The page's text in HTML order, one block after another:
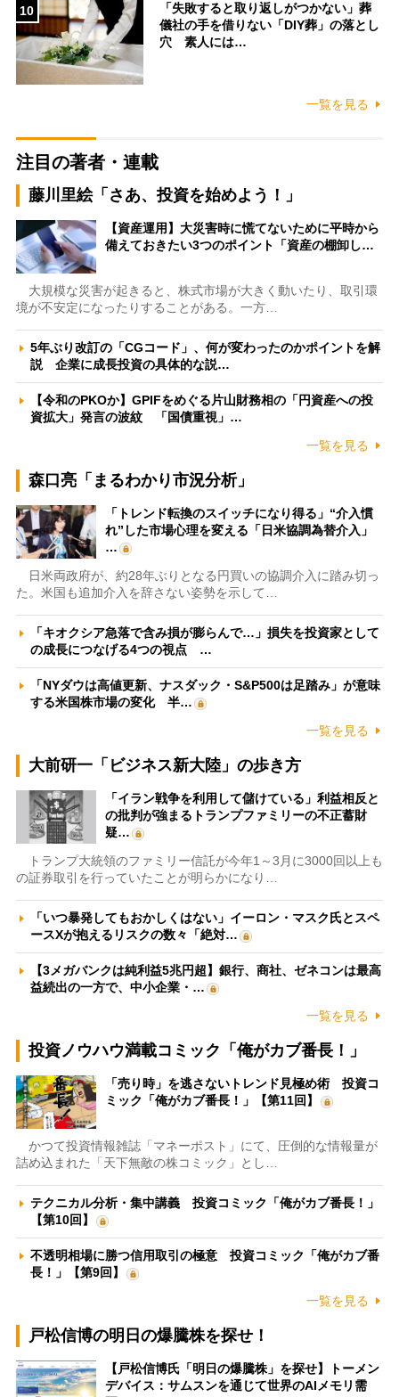
10
「失敗すると取り返しがつかない」葬
儀社の手を借りない「DIY葬」の落とし
穴 素人には…
一覧を見る
注目の著者・連載
藤川里絵「さあ、投資を始めよう！」
【資産運用】大災害時に慌てないために平時から
備えておきたい3つのポイント「資産の棚卸し…
大規模な災害が起きると、株式市場が大きく動いたり、取引環
境が不安定になったりすることがある。一方…
5年ぶり改訂の「CGコード」、何が変わったのかポイントを解
説 企業に成長投資の具体的な説…
【令和のPKOか】GPIFをめぐる片山財務相の「円資産への投
資拡大」発言の波紋 「国債重視」…
一覧を見る
森口亮「まるわかり市況分析」
「トレンド転換のスイッチになり得る」“介入慣
れ”した市場心理を変える「日米協調為替介入」
…
日米両政府が、約28年ぶりとなる円買いの協調介入に踏み切っ
た。米国も追加介入を辞さない姿勢を示して…
「キオクシア急落で含み損が膨らんで…」損失を投資家として
の成長につなげる4つの視点 …
「NYダウは高値更新、ナスダック・S&P500は足踏み」が意味
する米国株市場の変化 半…
一覧を見る
大前研一「ビジネス新大陸」の歩き方
「イラン戦争を利用して儲けている」利益相反と
の批判が強まるトランプファミリーの不正蓄財
疑…
トランプ大統領のファミリー信託が今年1～3月に3000回以上も
の証券取引を行っていたことが明らかになり…
「いつ暴発してもおかしくはない」イーロン・マスク氏とスペ
ースXが抱えるリスクの数々「絶対…
【3メガバンクは純利益5兆円超】銀行、商社、ゼネコンは最高
益続出の一方で、中小企業・…
一覧を見る
投資ノウハウ満載コミック「俺がカブ番長！」
「売り時」を逃さないトレンド見極め術 投資コ
ミック「俺がカブ番長！」【第11回】
かつて投資情報雑誌「マネーポスト」にて、圧倒的な情報量が
詰め込まれた「天下無敵の株コミック」とし…
テクニカル分析・集中講義 投資コミック「俺がカブ番長！」
【第10回】
不透明相場に勝つ信用取引の極意 投資コミック「俺がカブ番
長！」【第9回】
一覧を見る
戸松信博の明日の爆騰株を探せ！
【戸松信博氏「明日の爆騰株」を探せ】トーメン
デバイス：サムスンを通じて世界のAIメモリ需